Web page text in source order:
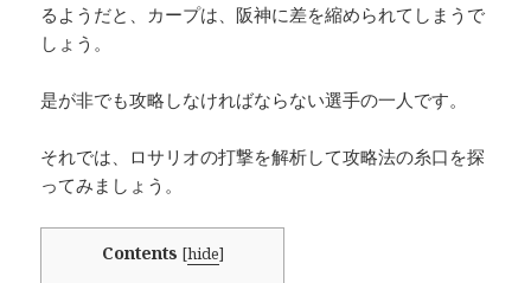
るようだと、カープは、阪神に差を縮められてしまうで
しょう。
是が非でも攻略しなければならない選手の一人です。
それでは、ロサリオの打撃を解析して攻略法の糸口を探
ってみましょう。
Contents [hide]